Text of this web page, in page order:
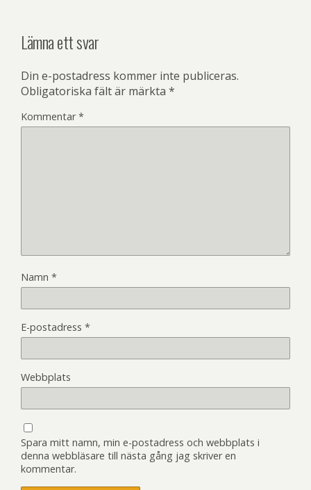
Lämna ett svar
Din e-postadress kommer inte publiceras.
Obligatoriska fält är märkta *
Kommentar*
Namn *
E-postadress *
Webbplats
Spara mitt namn, min e-postadress och webbplats i
denna webbläsare till nästa gång jag skriver en
kommentar.